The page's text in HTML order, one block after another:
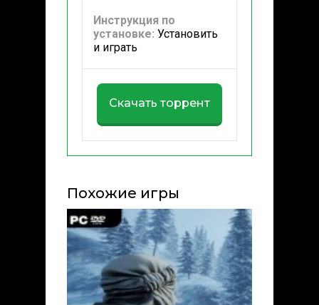
Инструкция по
установке: Установить
и играть
Скачать торрент
Похожие игры